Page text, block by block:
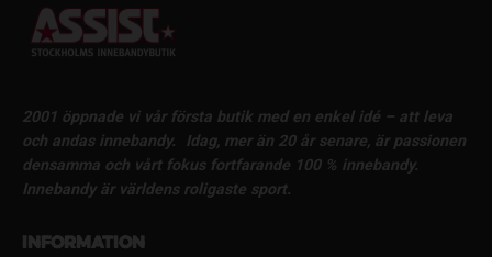
2001 öppnade vi vår första butik med en enkel idé – att leva
och andas innebandy.
Idag, mer än 20 år senare, är passionen
densamma och vårt fokus fortfarande 100 % innebandy.
Innebandy är världens roligaste sport.
Information